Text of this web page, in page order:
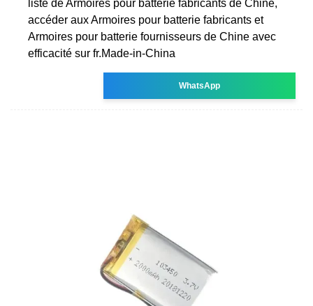
liste de Armoires pour batterie fabricants de Chine,
accéder aux Armoires pour batterie fabricants et
Armoires pour batterie fournisseurs de Chine avec
efficacité sur fr.Made-in-China
WhatsApp